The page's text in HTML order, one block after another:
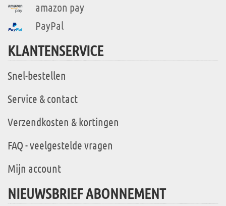
amazon pay
PayPal
KLANTENSERVICE
Snel-bestellen
Service & contact
Verzendkosten & kortingen
FAQ - veelgestelde vragen
Mijn account
NIEUWSBRIEF ABONNEMENT